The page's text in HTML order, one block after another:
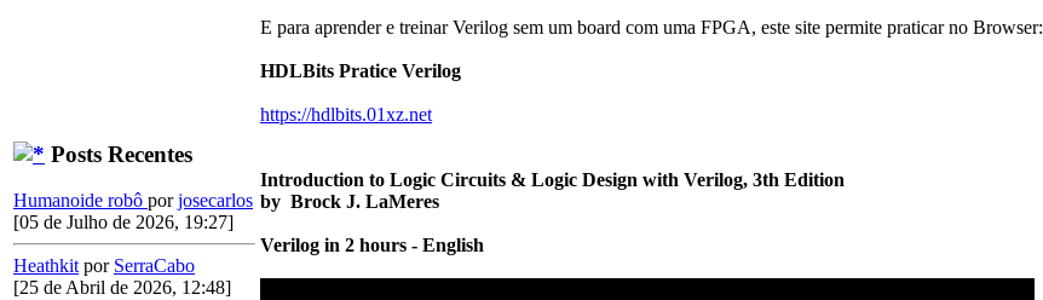
Posts Recentes
Humanoide robô porjosecarlos
[05 de Julho de 2026, 19:27]
Heathkit por SerraCabo
[25 de Abril de 2026, 12:48]
E para aprender e treinar Verilog sem um board com uma FPGA, este site permite praticar no Browser:
HDLBits Pratice Verilog
https://hdlbits.01xz.net
Introduction to Logic Circuits & Logic Design with Verilog, 3th Edition
by Brock J. LaMeres
Verilog in 2 hours - English